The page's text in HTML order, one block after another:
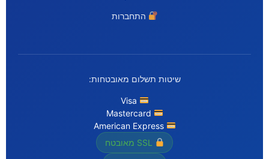
התחברות
שיטות תשלום מאובטחות:
American Express